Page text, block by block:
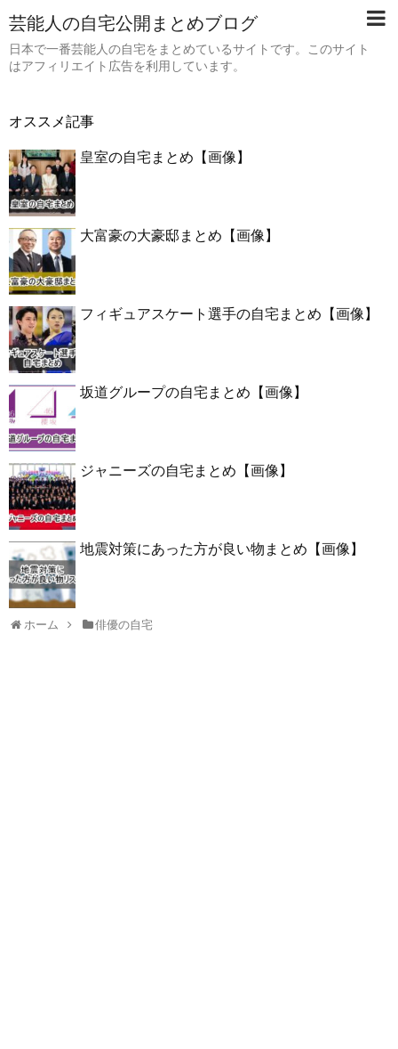
芸能人の自宅公開まとめブログ
日本で一番芸能人の自宅をまとめているサイトです。このサイト
はアフィリエイト広告を利用しています。
オススメ記事
皇室の自宅まとめ【画像】
大富豪の大豪邸まとめ【画像】
フィギュアスケート選手の自宅まとめ【画像】
坂道グループの自宅まとめ【画像】
ジャニーズの自宅まとめ【画像】
地震対策にあった方が良い物まとめ【画像】
ホーム 俳優の自宅